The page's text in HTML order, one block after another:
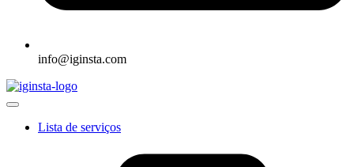
info@iginsta.com
Lista de serviços